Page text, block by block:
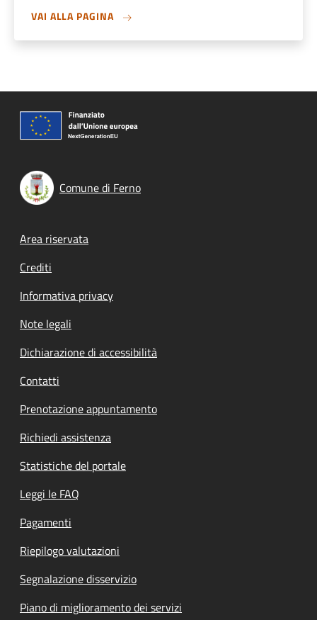
VAI ALLA PAGINA
Comune di Ferno
Footer menu
Area riservata
Crediti
Informativa privacy
Note legali
Dichiarazione di accessibilità
Contatti
Prenotazione appuntamento
Richiedi assistenza
Statistiche del portale
Leggi le FAQ
Pagamenti
Riepilogo valutazioni
Segnalazione disservizio
Piano di miglioramento dei servizi